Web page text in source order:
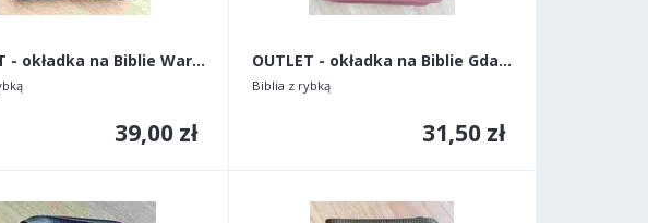
OUTLET - okładka na Biblie Warszawską stare wydani
39,00 zł
OUTLET - okładka na Biblie Gdańską stare wydanie
Biblia z rybką
31,50 zł